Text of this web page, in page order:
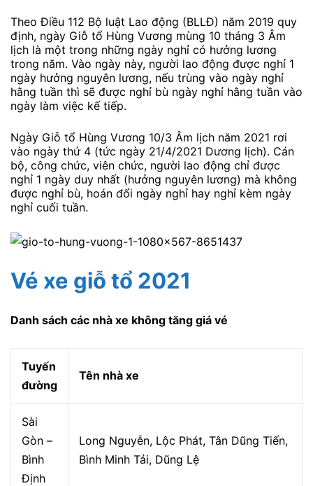
Theo Điều 112 Bộ luật Lao động (BLLĐ) năm 2019 quy
định, ngày Giỗ tổ Hùng Vương mùng 10 tháng 3 Âm
lịch là một trong những ngày nghỉ có hưởng lương
trong năm. Vào ngày này, người lao động được nghỉ 1
ngày hưởng nguyên lương, nếu trùng vào ngày nghỉ
hằng tuần thì sẽ được nghỉ bù ngày nghỉ hằng tuần vào
ngày làm việc kế tiếp.
Ngày Giỗ tổ Hùng Vương 10/3 Âm lịch năm 2021 rơi
vào ngày thứ 4 (tức ngày 21/4/2021 Dương lịch). Cán
bộ, công chức, viên chức, người lao động chỉ được
nghỉ 1 ngày duy nhất (hưởng nguyên lương) mà không
được nghỉ bù, hoán đổi ngày nghỉ hay nghỉ kèm ngày
nghỉ cuối tuần.
Vé xe giỗ tổ 2021
Danh sách các nhà xe không tăng giá vé
Tuyến
đường
Tên nhà xe
Sài
Gòn –
Bình
Định
Long Nguyễn, Lộc Phát, Tân Dũng Tiến,
Bình Minh Tải, Dũng Lệ